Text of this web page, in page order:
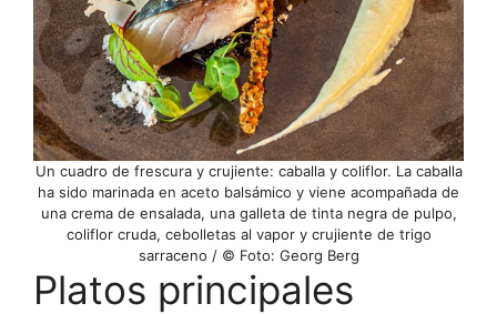
Un cuadro de frescura y crujiente: caballa y coliflor. La caballa
ha sido marinada en aceto balsámico y viene acompañada de
una crema de ensalada, una galleta de tinta negra de pulpo,
coliflor cruda, cebolletas al vapor y crujiente de trigo
sarraceno / © Foto: Georg Berg
Platos principales